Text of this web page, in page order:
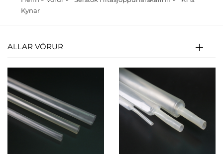
Kynar
ALLAR VÖRUR